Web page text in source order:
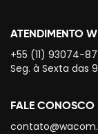
ATENDIMENTO
+55 (11) 93074-
Seg. à Sexta das
FALE CONOSCO